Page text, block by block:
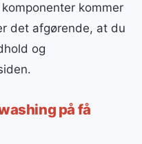
kommer
det afgørende, at du
og
på få